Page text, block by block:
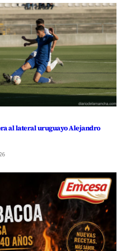
al lateral uruguayo Alejandro